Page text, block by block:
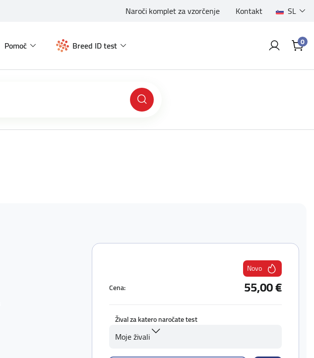
Naroči komplet za vzorčenje Kontakt SL
Pomoč Breed ID test 0
Novo
Cena:
55,00 €
Žival za katero naročate test
Moje živali